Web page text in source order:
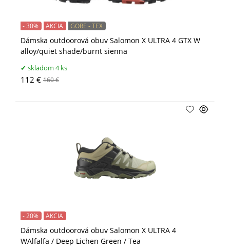
Dámska outdoorová obuv Salomon X ULTRA 4 GTX W
alloy/quiet shade/burnt sienna
- 30% AKCIA GORE - TEX
skladom 4 ks
112 € 160 €
Dámska outdoorová obuv Salomon X ULTRA 4
WAlfalfa / Deep Lichen Green / Tea
- 20% AKCIA